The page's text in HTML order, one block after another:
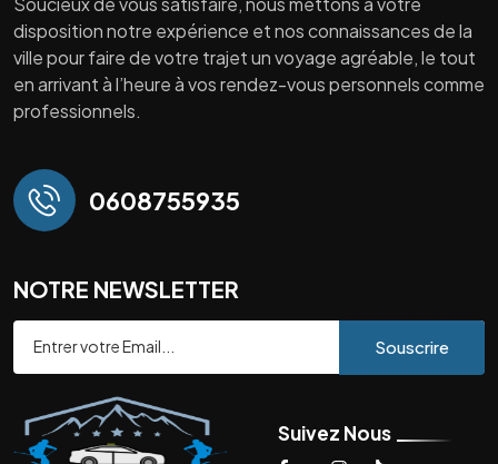
disposition notre expérience et nos connaissances de la
ville pour faire de votre trajet un voyage agréable, le tout
en arrivant à l’heure à vos rendez-vous personnels comme
professionnels.
0608755935
NOTRE NEWSLETTER
Souscrire
Suivez Nous